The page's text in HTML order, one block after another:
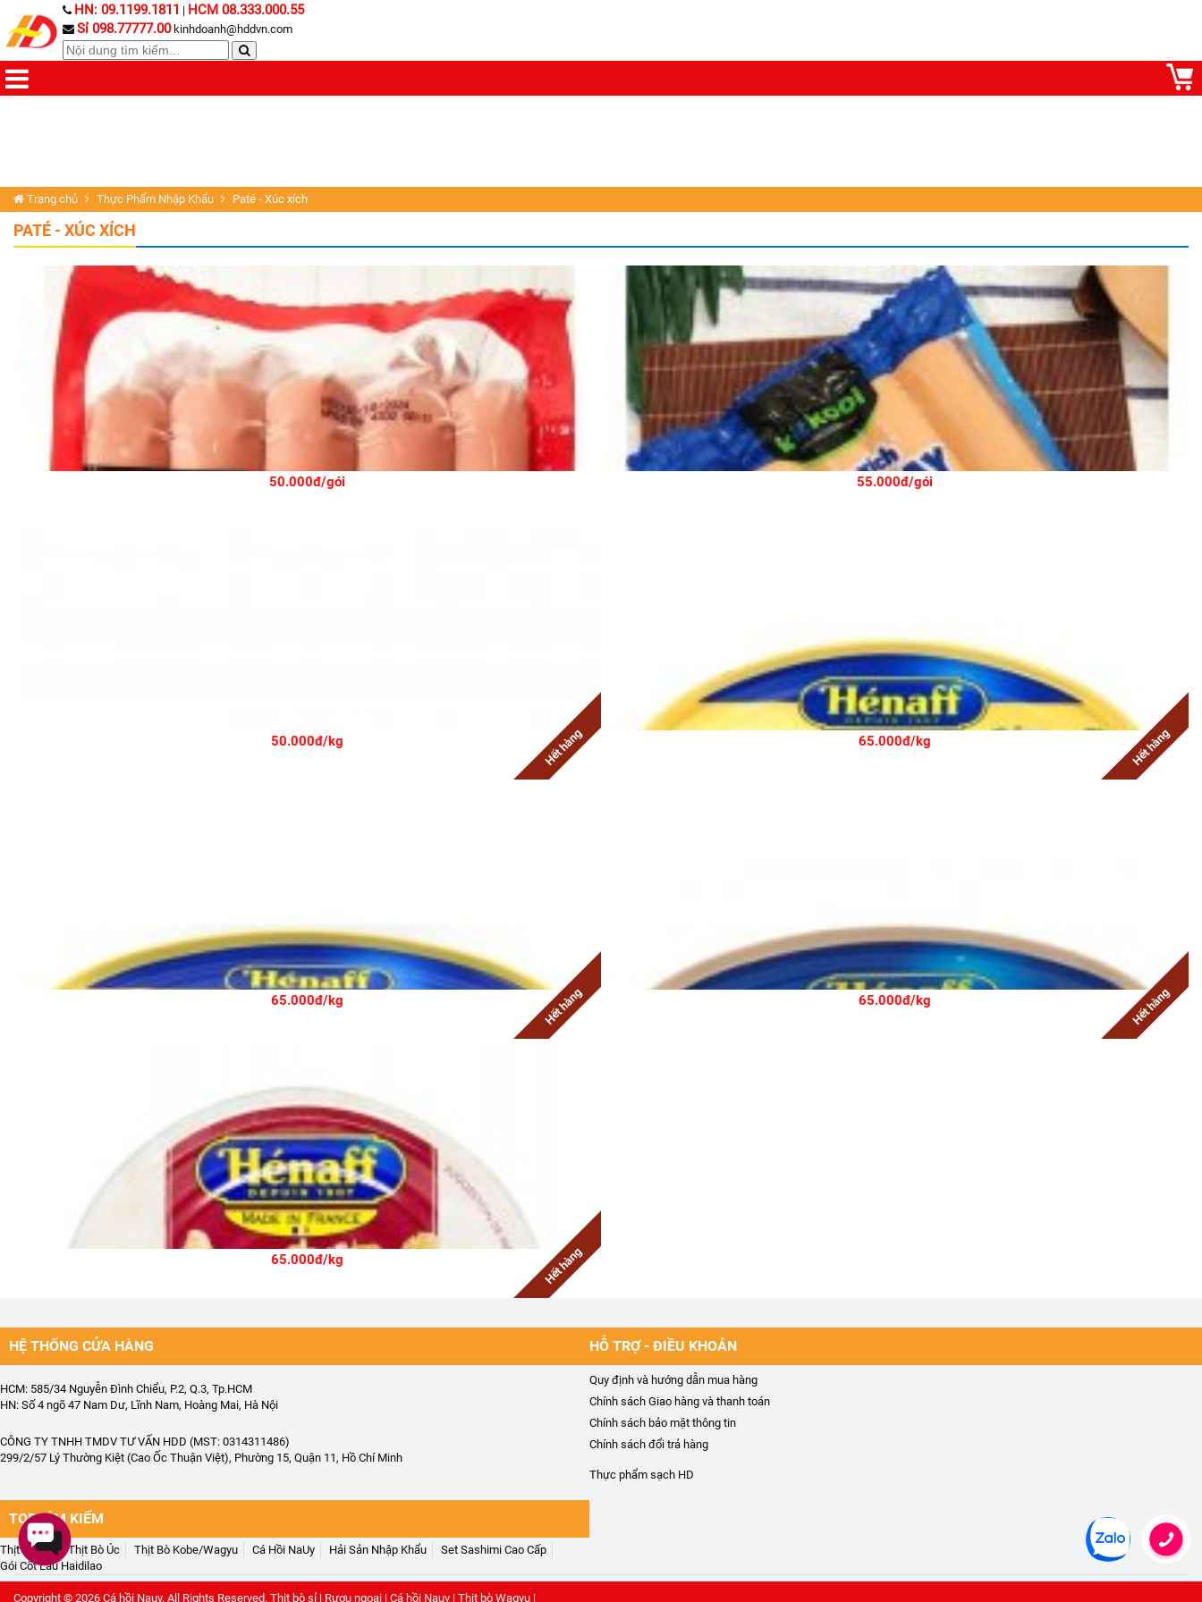
HN: 09.1199.1811 | HCM 08.333.000.55
Sỉ 098.77777.00 kinhdoanh@hddvn.com
Trang chủ Thực Phẩm Nhập Khẩu Paté - Xúc xích
PATÉ - XÚC XÍCH
50.000đ/gói 55.000đ/gói
Pa tê đồng quê truyền thống Henaff 130g - HENAFF FARMHOUSE PATE 130G
50.000đ/kg Hết hàng 65.000đ/kg Hết hàng
65.000đ/kg Hết hàng
Pa tê gan 3 lát Henaff 116g - HENAFF THREE LIVERS PATE 116G
65.000đ/kg Hết hàng
65.000đ/kg Hết hàng
HỆ THỐNG CỬA HÀNG
HCM: 585/34 Nguyễn Đình Chiểu, P.2, Q.3, Tp.HCM
HN: Số 4 ngõ 47 Nam Dư, Lĩnh Nam, Hoàng Mai, Hà Nội
CÔNG TY TNHH TMDV TƯ VẤN HDD (MST: 0314311486)
299/2/57 Lý Thường Kiệt (Cao Ốc Thuận Việt), Phường 15, Quận 11, Hồ Chí Minh
HỖ TRỢ - ĐIỀU KHOẢN
Quy định và hướng dẫn mua hàng
Chính sách Giao hàng và thanh toán
Chính sách bảo mật thông tin
Chính sách đổi trả hàng
TOP TÌM KIẾM
Thịt Bò Mỹ Thịt Bò Úc Thịt Bò Kobe/Wagyu Cá Hồi NaUy Hải Sản Nhập Khẩu
Set Sashimi Cao Cấp
Gói Cốt Lẩu Haidilao
Thực phẩm sạch HD
Copyright © 2026 Cá hồi Nauy. All Rights Reserved. Thịt bò sỉ | Rượu ngoại | Cá hồi Nauy | Thịt bò Wagyu |